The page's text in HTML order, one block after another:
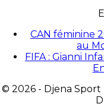
CAN féminine
au
FIFA : Gianni
© 2026 - Djena Sport